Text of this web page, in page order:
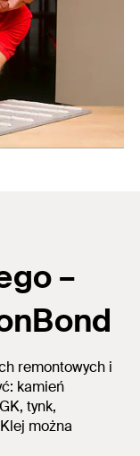
–
remontowych i
kamień
tynk,
Klej można